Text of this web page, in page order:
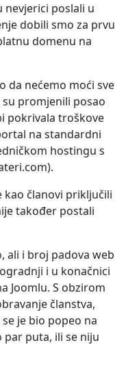
nevjerici poslali u
dobili smo za prvu
domenu na
da nećemo moći sve
promjenili posao
pokrivala troškove
na standardni
hostingu s
kao članovi priključili
također postali
ali i broj padova web
i u konačnici
Joomlu. S obzirom
članstva,
je bio popeo na
par puta, ili se niju